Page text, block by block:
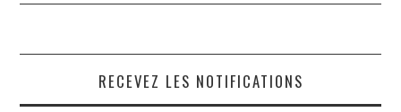
RECEVEZ LES NOTIFICATIONS